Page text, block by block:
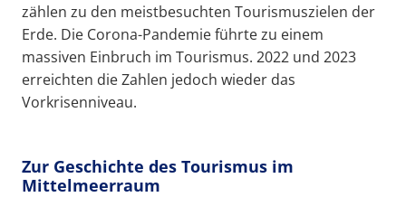
zählen zu den meistbesuchten Tourismuszielen der
Erde. Die Corona-Pandemie führte zu einem
massiven Einbruch im Tourismus. 2022 und 2023
erreichten die Zahlen jedoch wieder das
Vorkrisenniveau.
Zur Geschichte des Tourismus im
Mittelmeerraum